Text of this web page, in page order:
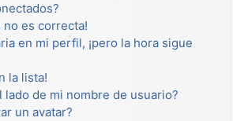
no es correcta!
en mi perfil, ¡pero la hora sigue
la lista!
lado de mi nombre de usuario?
un avatar?